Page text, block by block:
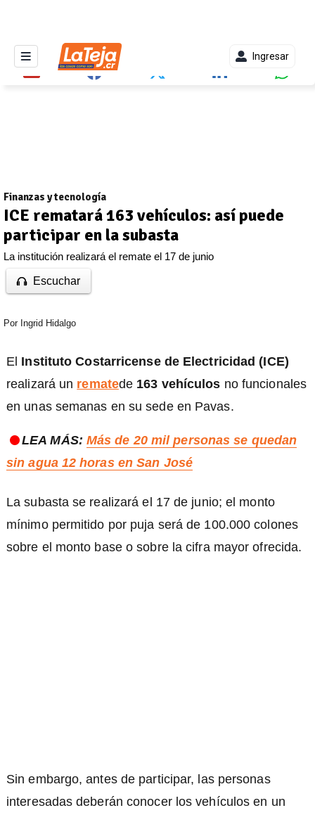
Ingresar
Finanzas y tecnología
ICE rematará 163 vehículos: así puede
participar en la subasta
La institución realizará el remate el 17 de junio
Escuchar
Por Ingrid Hidalgo
El Instituto Costarricense de Electricidad (ICE)
realizará un rematede 163 vehículos no funcionales
en unas semanas en su sede en Pavas.
LEA MÁS: Más de 20 mil personas se quedan
sin agua 12 horas en San José
La subasta se realizará el 17 de junio; el monto
mínimo permitido por puja será de 100.000 colones
sobre el monto base o sobre la cifra mayor ofrecida.
Sin embargo, antes de participar, las personas
interesadas deberán conocer los vehículos en un